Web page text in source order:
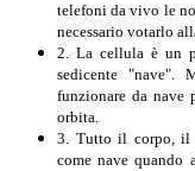
telefoni da vivo le
necessario votarlo
2. La cellula è un
sedicente "nave".
funzionare da nave
orbita.
3. Tutto il corpo, il
come nave quando